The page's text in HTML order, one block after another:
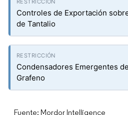
Controles de Exportación
de Tantalio
Condensadores Emergentes
Grafeno
Fuente: Mordor Intelligence